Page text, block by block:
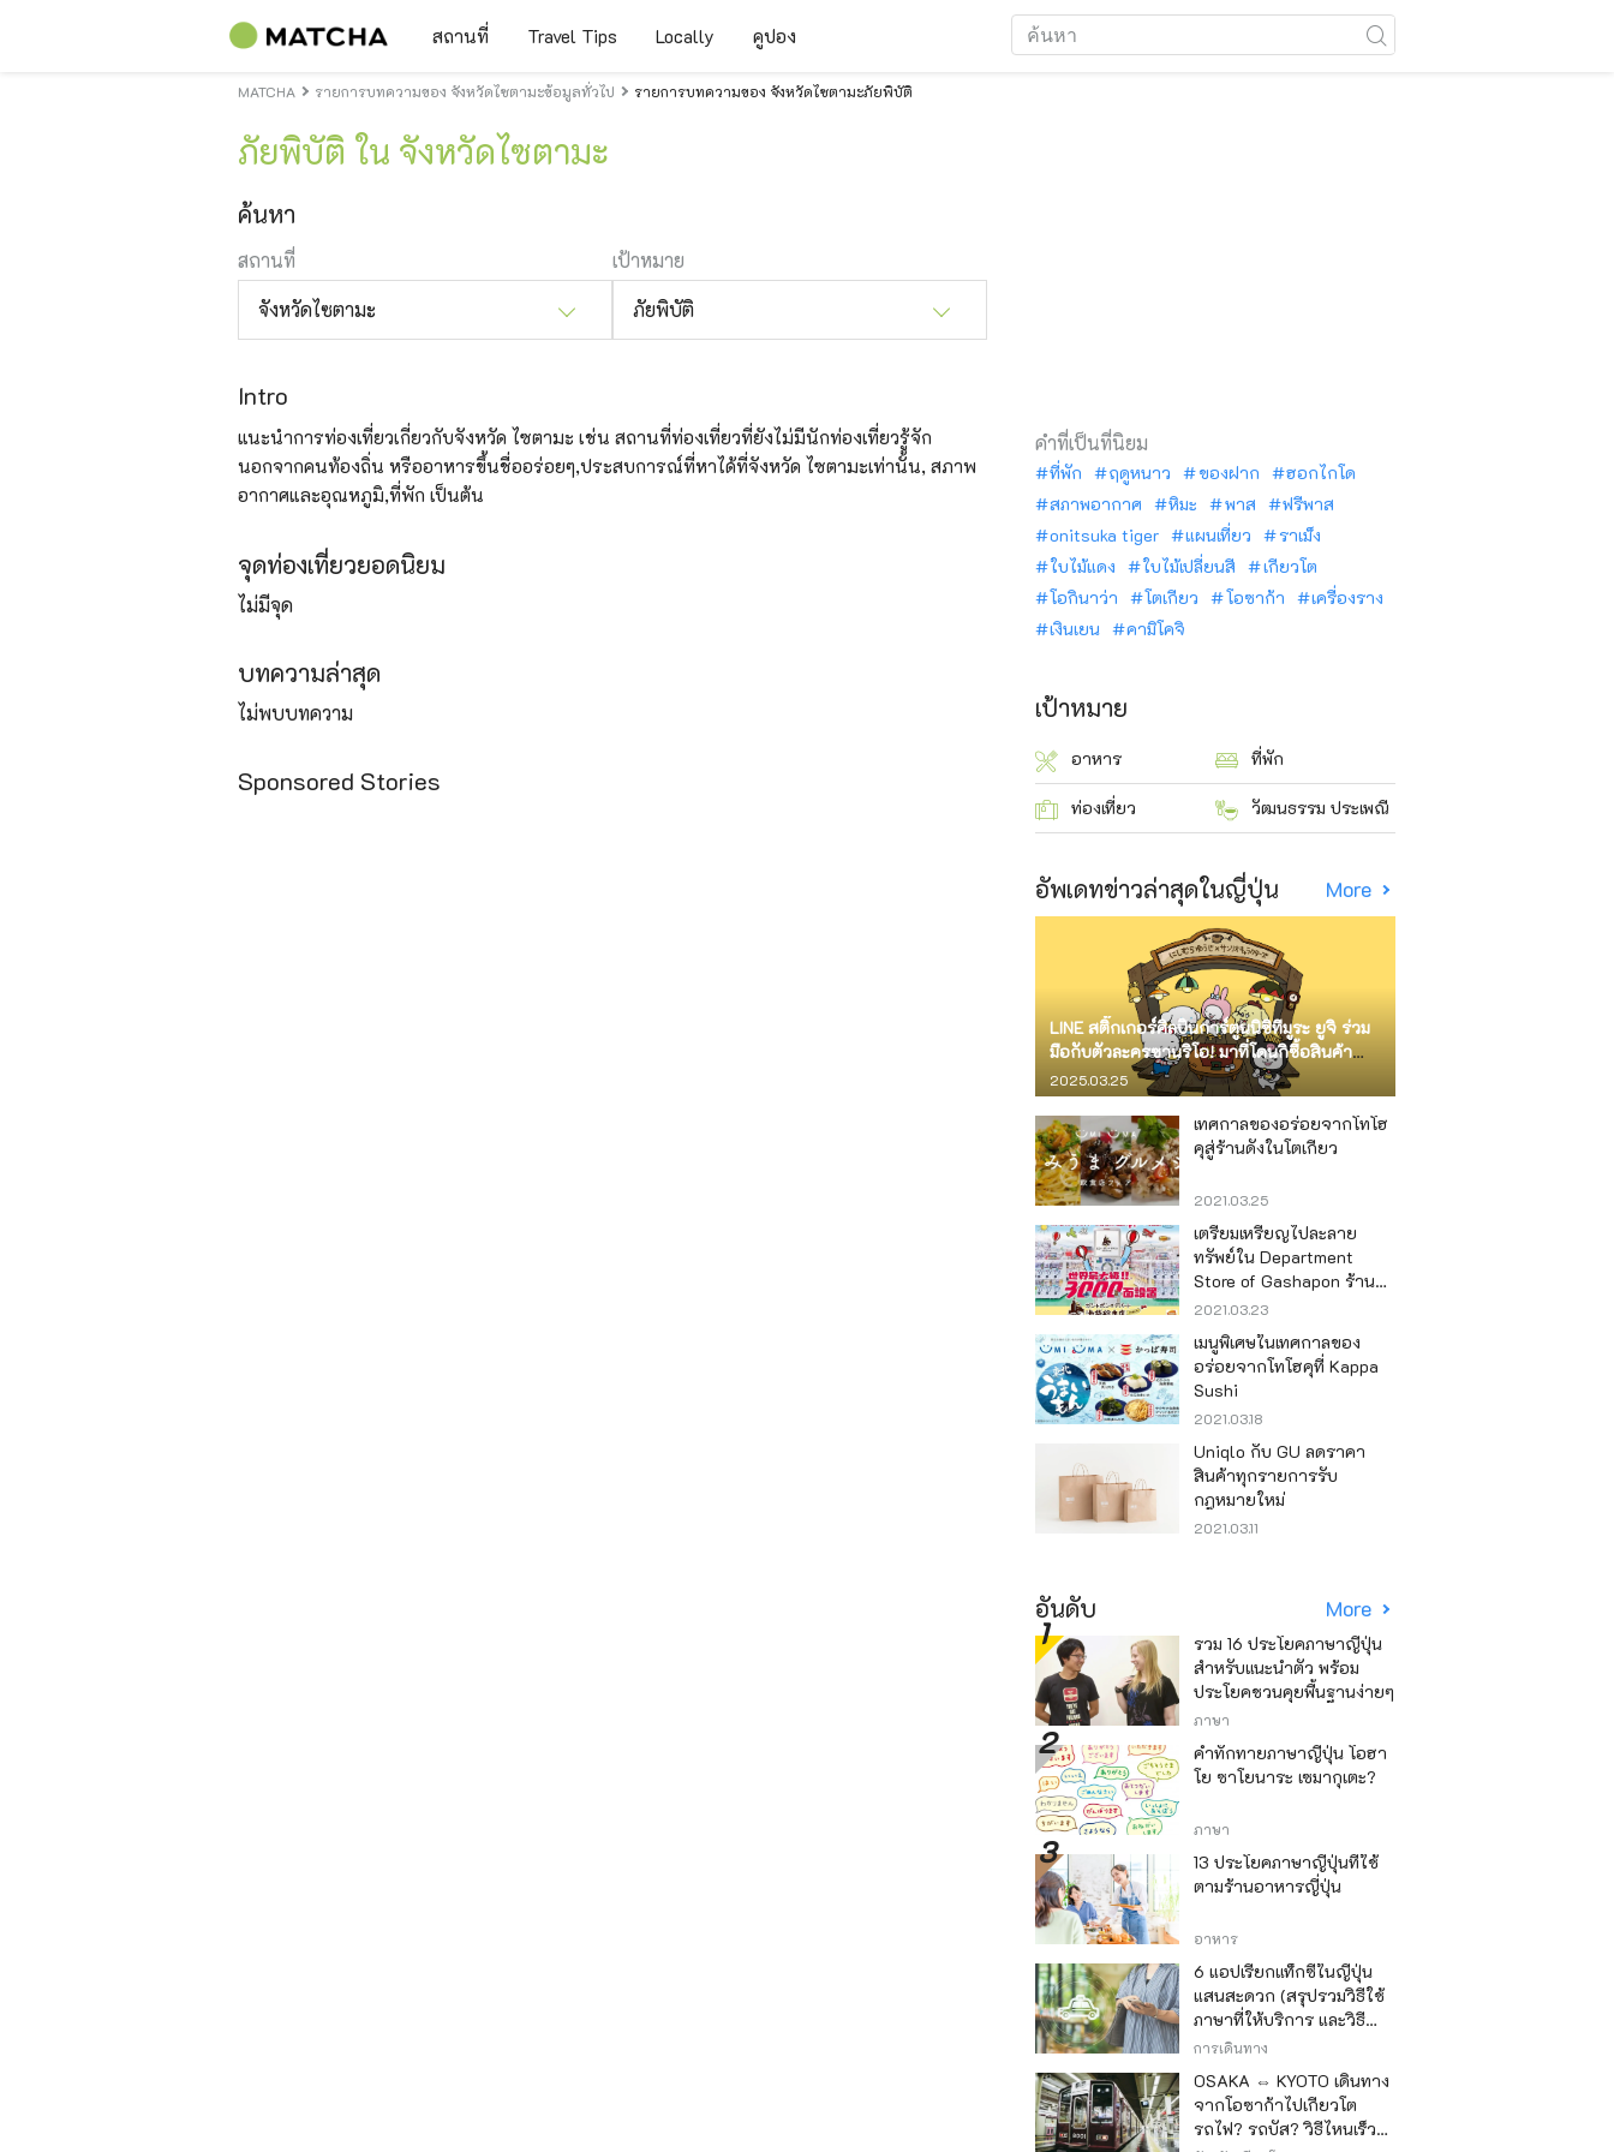
สถานที่ Travel Tips Locally คูปอง
MATCHA รายการบทความของ จังหวัดไซตามะข้อมูลทั่วไป รายการบทความของ จังหวัดไซตามะภัยพิบัติ
ภัยพิบัติ ใน จังหวัดไซตามะ
ค้นหา
สถานที่
จังหวัดไซตามะ
เป้าหมาย
ภัยพิบัติ
Intro
แนะนำการท่องเที่ยวเกี่ยวกับจังหวัด ไซตามะ เช่น สถานที่ท่องเที่ยวที่ยังไม่มีนักท่องเที่ยวรู้จัก
นอกจากคนท้องถิ่น หรืออาหารขึ้นชื่ออร่อยๆ,ประสบการณ์ที่หาได้ที่จังหวัด ไซตามะเท่านั้น, สภาพ
อากาศและอุณหภูมิ,ที่พัก เป็นต้น
จุดท่องเที่ยวยอดนิยม
ไม่มีจุด
บทความล่าสุด
ไม่พบบทความ
Sponsored Stories
คำที่เป็นที่นิยม
ที่พัก ฤดูหนาว ของฝาก
ฮอกไกโด
สภาพอากาศ
หิมะ พาส
ฟรีพาส
onitsuka tiger
แผนเที่ยว
ราเม็ง
ใบไม้แดง
ใบไม้เปลี่ยนสี
เกียวโต
โอกินาว่า
โตเกียว โอซาก้า
เครื่องราง
เงินเยน
คามิโคจิ
เป้าหมาย
อาหาร ที่พัก
ท่องเที่ยว วัฒนธรรม ประเพณี
อัพเดทข่าวล่าสุดในญี่ปุ่น More
LINE สติ๊กเกอร์ศิลปินการ์ตูนนิชิทีมูระ ยูจิ ร่วม
มือกับตัวละครซานริโอ! มาที่โดนกิซื้อสินค้า
จำกัด
2025.03.25
เทศกาลของอร่อยจากโทโฮ
คุสู่ร้านดังในโตเกียว
2021.03.25
เตรียมเหรียญไปละลาย
ทรัพย์ใน Department
Store of Gashapon ร้านที่มี
เครื่องกาชาปองเยอะที่สุดใน
โลก อิเคะบุคุโระ
2021.03.23
เมนูพิเศษในเทศกาลของ
อร่อยจากโทโฮคุที่ Kappa
Sushi
2021.03.18
Uniqlo กับ GU ลดราคา
สินค้าทุกรายการรับ
กฎหมายใหม่
2021.03.11
อันดับ More
รวม 16 ประโยคภาษาญี่ปุ่น
สำหรับแนะนำตัว พร้อม
ประโยคชวนคุยพื้นฐานง่ายๆ
ภาษา
คำทักทายภาษาญี่ปุ่น โอฮา
โย ซาโยนาระ เซมากุเตะ?
ภาษา
13 ประโยคภาษาญี่ปุ่นที่ใช้
ตามร้านอาหารญี่ปุ่น
อาหาร
6 แอปเรียกแท็กซี่ในญี่ปุ่น
แสนสะดวก (สรุปรวมวิธีใช้
ภาษาที่ให้บริการ และวิธี
ชำระเงิน)
การเดินทาง
OSAKA ⇔ KYOTO เดินทาง
จากโอซาก้าไปเกียวโต
รถไฟ? รถบัส? วิธีไหนเร็ว